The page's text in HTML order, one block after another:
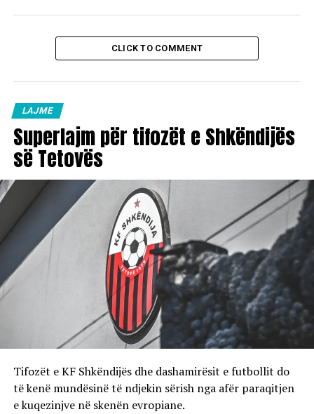
CLICK TO COMMENT
LAJME
Superlajm për tifozët e Shkëndijës
së Tetovës
Tifozët e KF Shkëndijës dhe dashamirësit e futbollit do
të kenë mundësinë të ndjekin sërish nga afër paraqitjen
e kuqezinjve në skenën evropiane.